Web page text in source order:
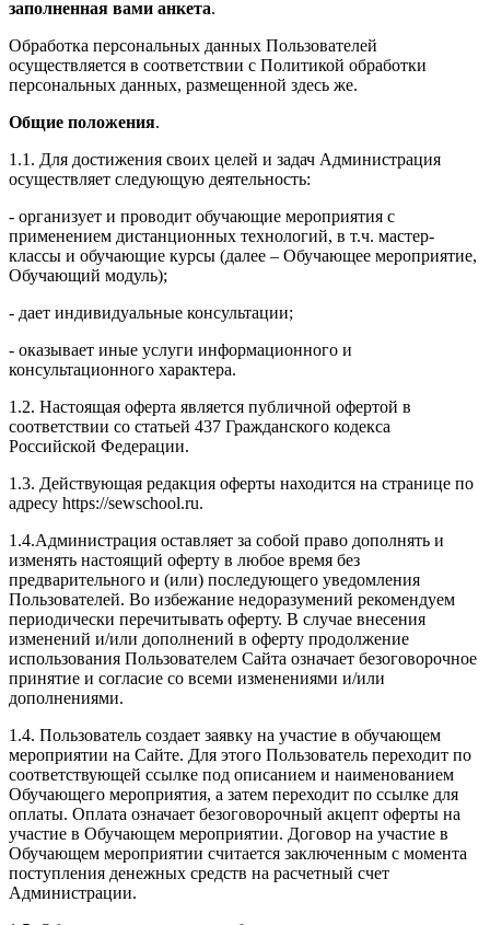
заполненная вами анкета.
Обработка персональных данных Пользователей
осуществляется в соответствии с Политикой обработки
персональных данных, размещенной здесь же.
Общие положения.
1.1. Для достижения своих целей и задач Администрация
осуществляет следующую деятельность:
- организует и проводит обучающие мероприятия с
применением дистанционных технологий, в т.ч. мастер-
классы и обучающие курсы (далее – Обучающее мероприятие,
Обучающий модуль);
- дает индивидуальные консультации;
- оказывает иные услуги информационного и
консультационного характера.
1.2. Настоящая оферта является публичной офертой в
соответствии со статьей 437 Гражданского кодекса
Российской Федерации.
1.3. Действующая редакция оферты находится на странице по
адресу https://sewschool.ru.
1.4.Администрация оставляет за собой право дополнять и
изменять настоящий оферту в любое время без
предварительного и (или) последующего уведомления
Пользователей. Во избежание недоразумений рекомендуем
периодически перечитывать оферту. В случае внесения
изменений и/или дополнений в оферту продолжение
использования Пользователем Сайта означает безоговорочное
принятие и согласие со всеми изменениями и/или
дополнениями.
1.4. Пользователь создает заявку на участие в обучающем
мероприятии на Сайте. Для этого Пользователь переходит по
соответствующей ссылке под описанием и наименованием
Обучающего мероприятия, а затем переходит по ссылке для
оплаты. Оплата означает безоговорочный акцепт оферты на
участие в Обучающем мероприятии. Договор на участие в
Обучающем мероприятии считается заключенным с момента
поступления денежных средств на расчетный счет
Администрации.